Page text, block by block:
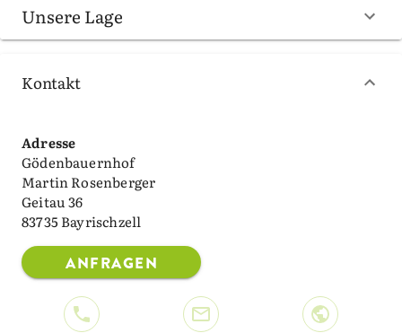
Unsere Lage
Kontakt
Adresse
Gödenbauernhof
Martin Rosenberger
Geitau 36
83735 Bayrischzell
ANFRAGEN